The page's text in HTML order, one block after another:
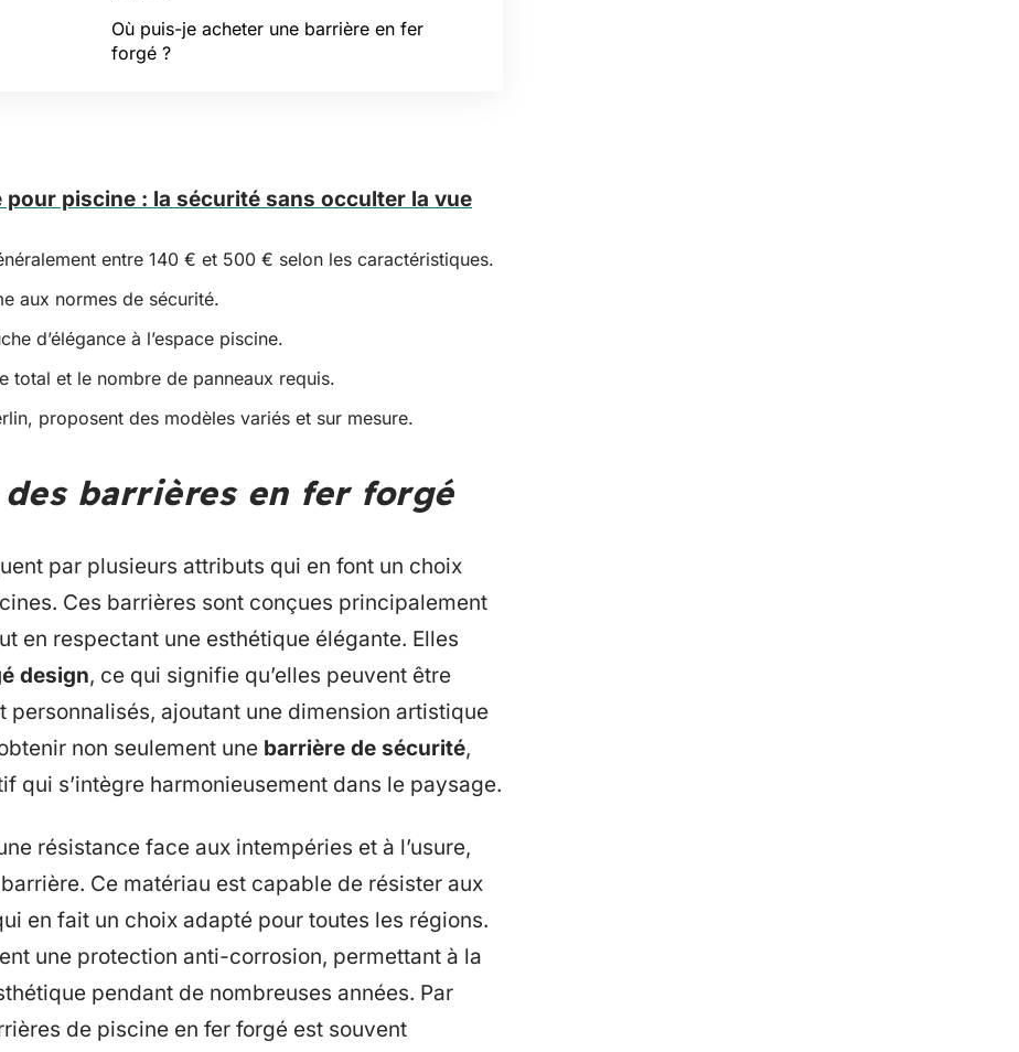
Où puis-je acheter une barrière en fer
forgé ?
pour piscine : la sécurité sans occulter la vue
entre 140 € et 500 € selon les caractéristiques.
aux normes de sécurité.
d’élégance à l’espace piscine.
total et le nombre de panneaux requis.
proposent des modèles variés et sur mesure.
barrières en fer forgé
par plusieurs attributs qui en font un choix
Ces barrières sont conçues principalement
en respectant une esthétique élégante. Elles
design, ce qui signifie qu’elles peuvent être
ajoutant une dimension artistique
non seulement une barrière de sécurité,
qui s’intègre harmonieusement dans le paysage.
résistance face aux intempéries et à l’usure,
Ce matériau est capable de résister aux
en fait un choix adapté pour toutes les régions.
une protection anti-corrosion, permettant à la
pendant de nombreuses années. Par
de piscine en fer forgé est souvent